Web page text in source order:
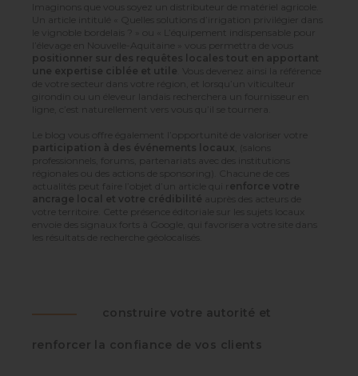
Imaginons que vous soyez un distributeur de matériel agricole.
Un article intitulé « Quelles solutions d’irrigation privilégier dans
le vignoble bordelais ? » ou « L’équipement indispensable pour
l’élevage en Nouvelle-Aquitaine » vous permettra de vous
positionner sur des requêtes locales tout en apportant
une expertise ciblée et utile . Vous devenez ainsi la référence
de votre secteur dans votre région, et lorsqu’un viticulteur
girondin ou un éleveur landais recherchera un fournisseur en
ligne, c’est naturellement vers vous qu’il se tournera.
Le blog vous offre également l’opportunité de valoriser votre
participation à des événements locaux , (salons
professionnels, forums, partenariats avec des institutions
régionales ou des actions de sponsoring). Chacune de ces
actualités peut faire l’objet d’un article qui r
enforce votre
ancrage local et votre crédibilité auprès des acteurs de
votre territoire. Cette présence éditoriale sur les sujets locaux
envoie des signaux forts à Google, qui favorisera votre site dans
les résultats de recherche géolocalisés.
construire votre autorité et
renforcer la confiance de vos clients